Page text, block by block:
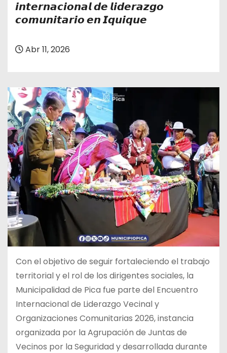
𝙞𝙣𝙩𝙚𝙧𝙣𝙖𝙘𝙞𝙤𝙣𝙖𝙡 𝙙𝙚 𝙡𝙞𝙙𝙚𝙧𝙖𝙯𝙜𝙤
𝙘𝙤𝙢𝙪𝙣𝙞𝙩𝙖𝙧𝙞𝙤 𝙚𝙣 𝙄𝙦𝙪𝙞𝙦𝙪𝙚
Abr 11, 2026
Con el objetivo de seguir fortaleciendo el trabajo
territorial y el rol de los dirigentes sociales, la
Municipalidad de Pica fue parte del Encuentro
Internacional de Liderazgo Vecinal y
Organizaciones Comunitarias 2026, instancia
organizada por la Agrupación de Juntas de
Vecinos por la Seguridad y desarrollada durante